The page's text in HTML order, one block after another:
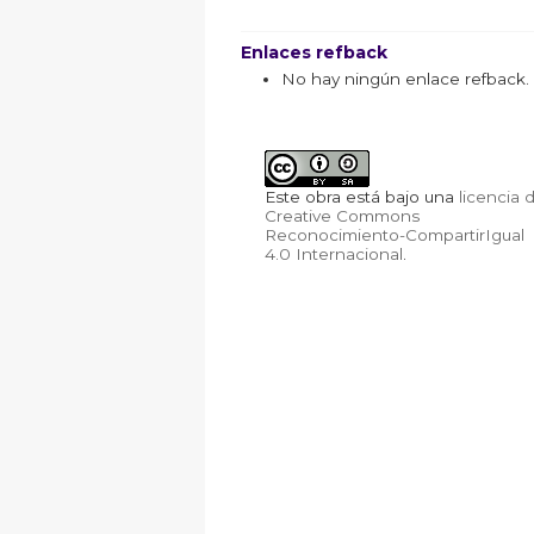
Enlaces refback
No hay ningún enlace refback.
Este obra está bajo una licencia
Creative Commons
Reconocimiento-CompartirIgual
4.0 Internacional.